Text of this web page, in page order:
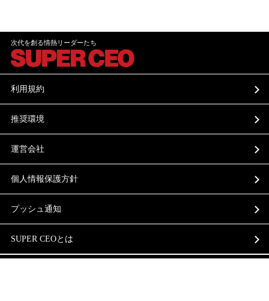
次代を創る情熱リーダーたち
利用規約
推奨環境
運営会社
個人情報保護方針
プッシュ通知
SUPER CEOとは